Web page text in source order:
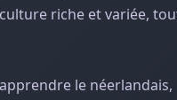
riche et variée,
le néerlandais,